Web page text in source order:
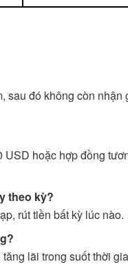
sau đó không còn nhận
hoặc hợp đồng
theo kỳ?
rút tiền bất kỳ lúc nào.
lãi trong suốt thời